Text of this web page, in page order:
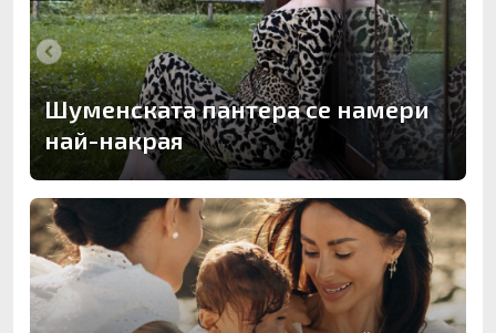
Шуменската пантера се намери
най-накрая